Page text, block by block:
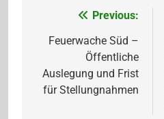
Previous:
Feuerwache Süd –
Öffentliche
Auslegung und Frist
für Stellungnahmen